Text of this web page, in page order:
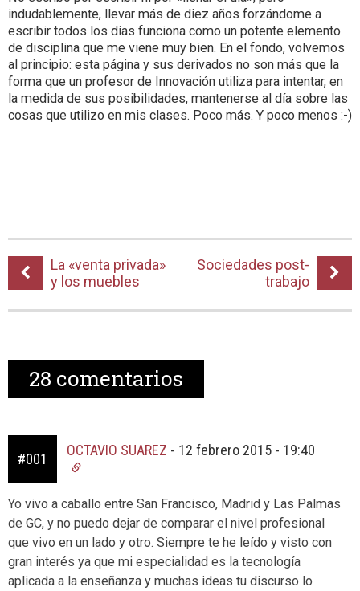
indudablemente, llevar más de diez años forzándome a
escribir todos los días funciona como un potente elemento
de disciplina que me viene muy bien. En el fondo, volvemos
al principio: esta página y sus derivados no son más que la
forma que un profesor de Innovación utiliza para intentar, en
la medida de sus posibilidades, mantenerse al día sobre las
cosas que utilizo en mis clases. Poco más. Y poco menos :-)
La «venta privada»
y los muebles
Sociedades post-
trabajo
28 comentarios
#001
OCTAVIO SUAREZ - 12 febrero 2015 - 19:40
Yo vivo a caballo entre San Francisco, Madrid y Las Palmas
de GC, y no puedo dejar de comparar el nivel profesional
que vivo en un lado y otro. Siempre te he leído y visto con
gran interés ya que mi especialidad es la tecnología
aplicada a la enseñanza y muchas ideas tu discurso lo